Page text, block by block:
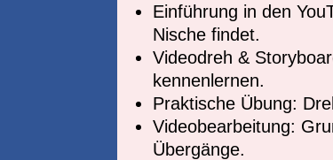
Einführung in den
Nische findet.
Videodreh &
kennenlernen.
Praktische Übung:
Videobearbeitung:
Übergänge.